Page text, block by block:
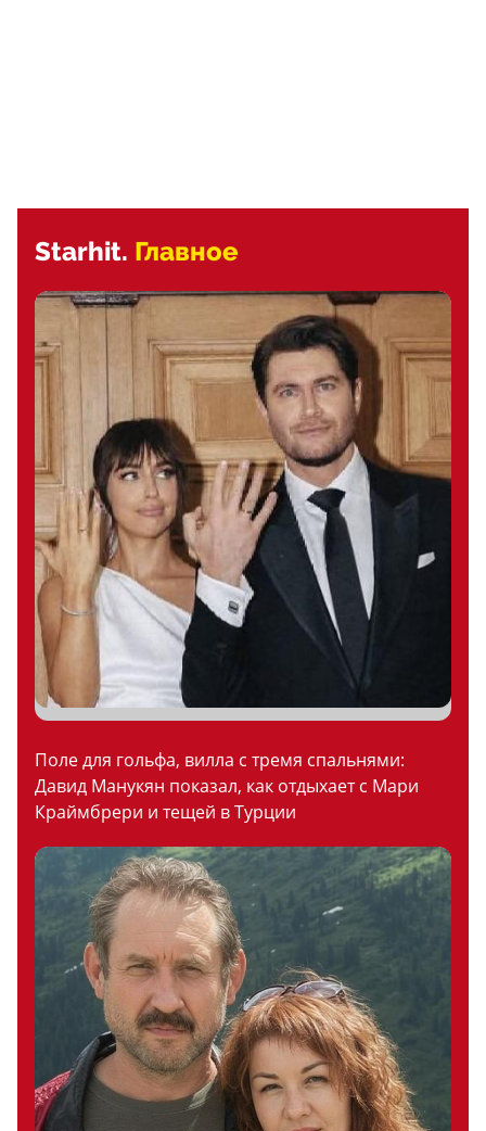
Starhit. Главное
Поле для гольфа, вилла с тремя спальнями:
Давид Манукян показал, как отдыхает с Мари
Краймбрери и тещей в Турции